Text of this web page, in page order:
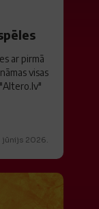
ar pirmā
visas
jūnijs 2026.